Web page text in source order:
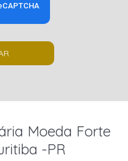
Moeda Forte
-PR